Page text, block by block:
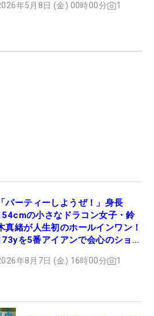
年5月8日 (金) 00時00分 1
「パーティーしようぜ！」身長
の小さなドラコン女子・鈴
真緒が人生初のホールインワン！
を5番アイアンで会心のショッ
年8月7日 (金) 16時00分 1